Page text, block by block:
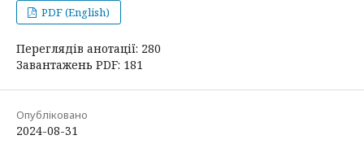
PDF (English)
Переглядів анотації: 280
Завантажень PDF: 181
Опубліковано
2024-08-31